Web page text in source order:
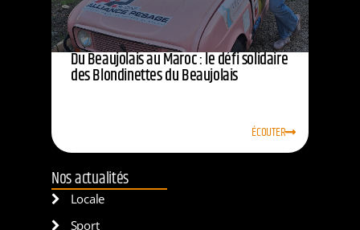
Du Beaujolais au Maroc : le défi solidaire
des Blondinettes du Beaujolais
ÉCOUTER
Nos actualités
Locale
Sport